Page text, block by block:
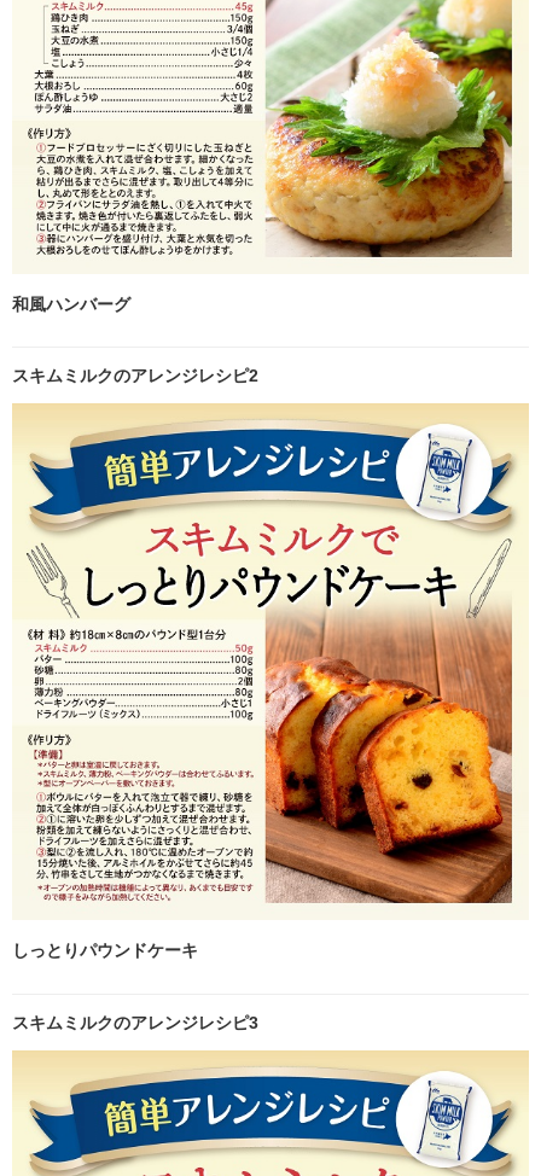
和風ハンバーグ
スキムミルクのアレンジレシピ2
しっとりパウンドケーキ
スキムミルクのアレンジレシピ3